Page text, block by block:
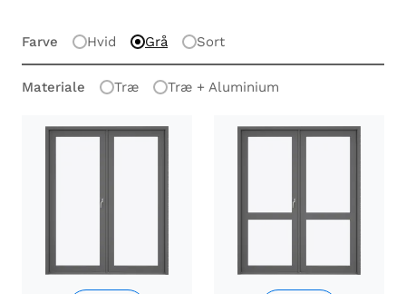
Farve Hvid Grå Sort
Materiale Træ Træ + Aluminium